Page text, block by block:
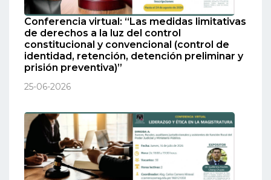
Conferencia virtual: “Las medidas limitativas
de derechos a la luz del control
constitucional y convencional (control de
identidad, retención, detención preliminar y
prisión preventiva)”
25-06-2026